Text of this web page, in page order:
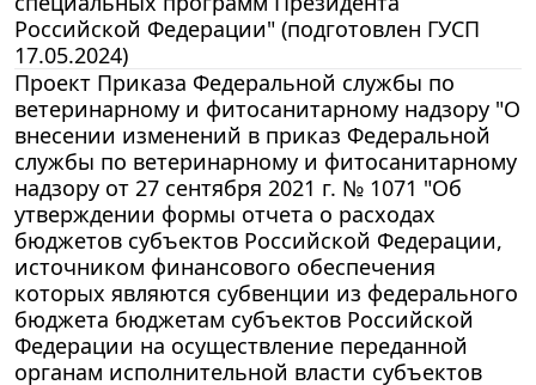
Российской Федерации" (подготовлен ГУСП
17.05.2024)
Проект Приказа Федеральной службы по
ветеринарному и фитосанитарному надзору "О
внесении изменений в приказ Федеральной
службы по ветеринарному и фитосанитарному
надзору от 27 сентября 2021 г. № 1071 "Об
утверждении формы отчета о расходах
бюджетов субъектов Российской Федерации,
источником финансового обеспечения
которых являются субвенции из федерального
бюджета бюджетам субъектов Российской
Федерации на осуществление переданной
органам исполнительной власти субъектов